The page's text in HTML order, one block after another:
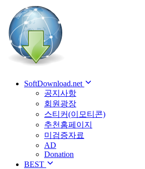
SoftDownload.net
공지사항
회원광장
스티커(이모티콘)
추천홈페이지
미검증자료
AD
Donation
BEST